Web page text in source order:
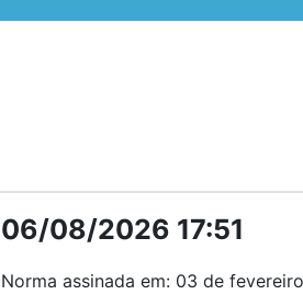
06/08/2026 17:51
Norma assinada em: 03 de